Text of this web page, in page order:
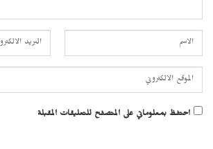
احتفظ بمعلوماتي على المتصفح للتعليقات المقبلة